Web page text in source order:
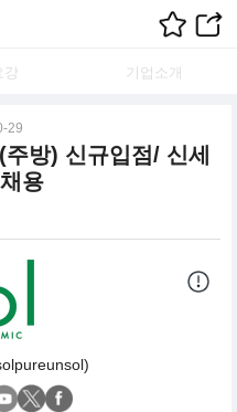
강 기업소개
29
방) 신규입점/ 신세
용